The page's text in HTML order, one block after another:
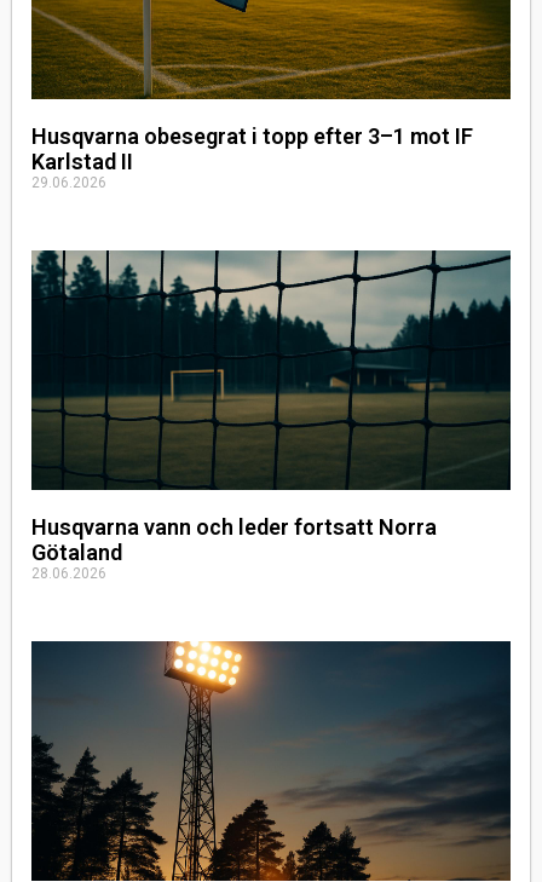
Husqvarna obesegrat i topp efter 3–1 mot IF
Karlstad II
29.06.2026
Husqvarna vann och leder fortsatt Norra
Götaland
28.06.2026